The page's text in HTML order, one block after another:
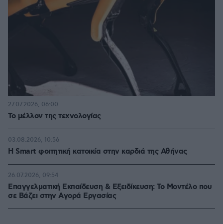
Το μέλλον της τεχνολογίας
27.07.2026, 06:00
Η Smart φοιτητική κατοικία στην καρδιά της Αθήνας
03.08.2026, 10:56
Επαγγελματική Εκπαίδευση & Εξειδίκευση: Το Mοντέλο που
σε Bάζει στην Aγορά Eργασίας
26.07.2026, 09:54